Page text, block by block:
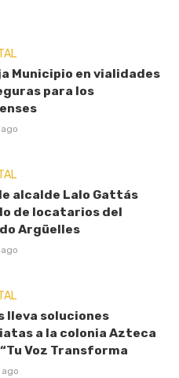
Municipio en vialidades
para los
alcalde Lalo Gattás
de locatarios del
Argüelles
lleva soluciones
a la colonia Azteca
Voz Transforma